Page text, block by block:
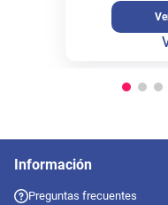
Información
Preguntas frecuentes